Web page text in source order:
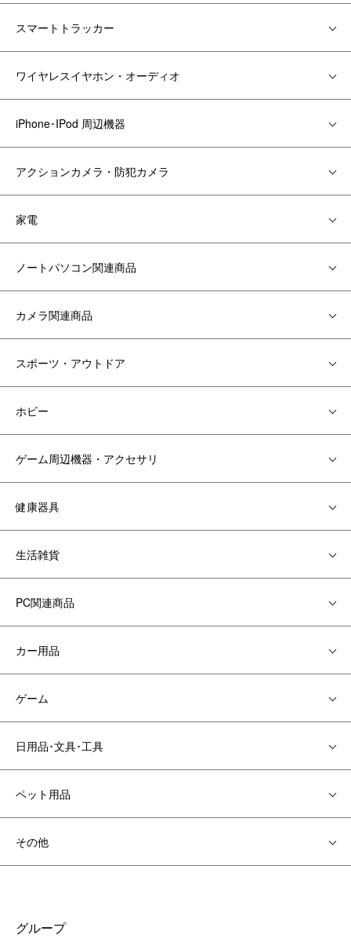
スマートトラッカー
ワイヤレスイヤホン・オーディオ
iPhone･IPod 周辺機器
アクションカメラ・防犯カメラ
家電
ノートパソコン関連商品
カメラ関連商品
スポーツ・アウトドア
ホビー
ゲーム周辺機器・アクセサリ
健康器具
生活雑貨
PC関連商品
カー用品
ゲーム
日用品･文具･工具
ペット用品
その他
グループ